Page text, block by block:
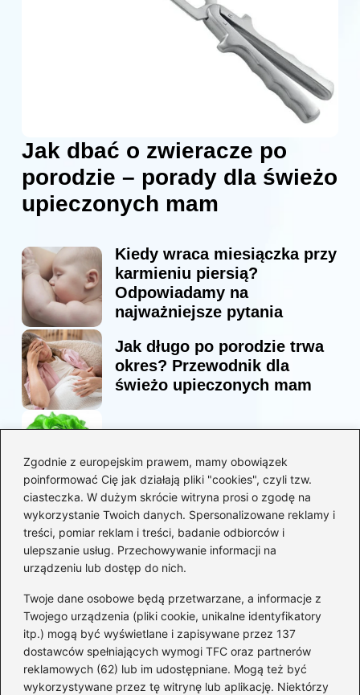
Zgodnie z europejskim prawem, mamy obowiązek
poinformować Cię jak działają pliki "cookies", czyli tzw.
ciasteczka. W dużym skrócie witryna prosi o zgodę na
wykorzystanie Twoich danych. Spersonalizowane reklamy i
treści, pomiar reklam i treści, badanie odbiorców i
ulepszanie usług. Przechowywanie informacji na
urządzeniu lub dostęp do nich.
Twoje dane osobowe będą przetwarzane, a informacje z
Twojego urządzenia (pliki cookie, unikalne identyfikatory
itp.) mogą być wyświetlane i zapisywane przez 137
dostawców spełniających wymogi TFC oraz partnerów
reklamowych (62) lub im udostępniane. Mogą też być
wykorzystywane przez tę witrynę lub aplikację. Niektórzy
Jak dbać o zwieracze po
porodzie – porady dla świeżo
upieczonych mam
Kiedy wraca miesiączka przy
karmieniu piersią?
Odpowiadamy na
najważniejsze pytania
Jak długo po porodzie trwa
okres? Przewodnik dla
świeżo upieczonych mam
mam karmiących piersią
Jaką biblia dla dzieci
wybrać, aby wzbudzić ich
zainteresowanie?
Kategorie
Ciąża(130)
Dziecko(267)
Kobieta(132)